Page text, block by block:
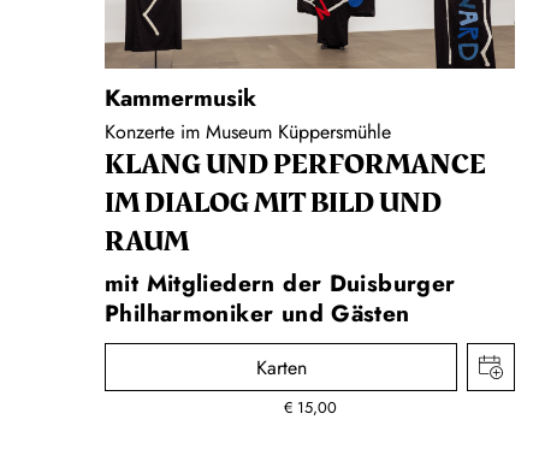
Kammermusik
Konzerte im Museum Küppersmühle
KLANG UND PERFORMANCE
IM DIALOG MIT BILD UND
RAUM
mit Mitgliedern der Duisburger
Philharmoniker und Gästen
Karten
€ 15,00